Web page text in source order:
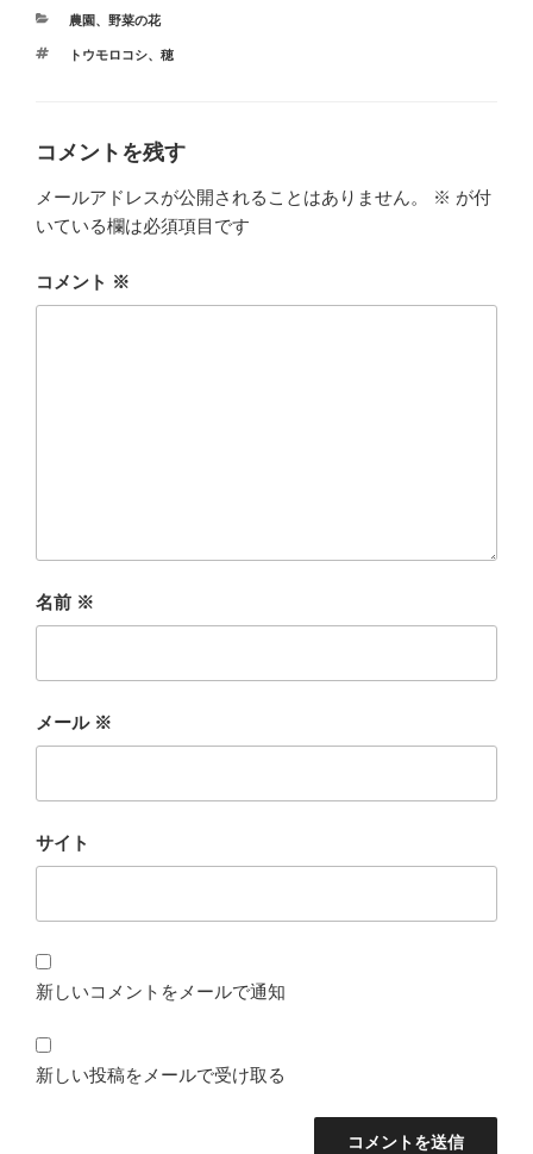
カ
ゴ
農園、 野菜の花
タ
トウモロコシ、 穂
コメントを残す
メールアドレスが公開されることはありません。 ※ が付
いている欄は必須項目です
コメント ※
名前 ※
メール ※
サイト
新しいコメントをメールで通知
新しい投稿をメールで受け取る